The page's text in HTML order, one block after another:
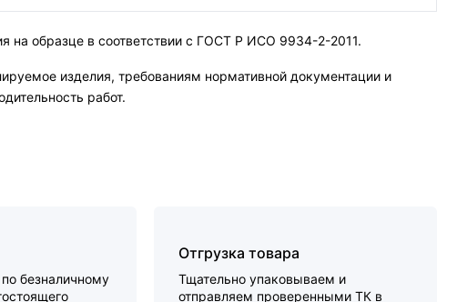
на образце в соответствии с ГОСТ Р ИСО 9934-2-2011.
изделия, требованиям нормативной документации и
работ.
безналичному
Отгрузка товара
Тщательно упаковываем и
отправляем проверенными ТК в